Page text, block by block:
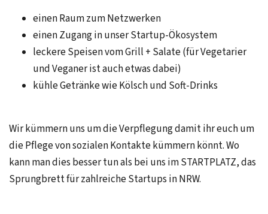
einen Raum zum Netzwerken
einen Zugang in unser Startup-Ökosystem
leckere Speisen vom Grill + Salate (für Vegetarier
und Veganer ist auch etwas dabei)
kühle Getränke wie Kölsch und Soft-Drinks
Wir kümmern uns um die Verpflegung damit ihr euch um
die Pflege von sozialen Kontakte kümmern könnt. Wo
kann man dies besser tun als bei uns im STARTPLATZ, das
Sprungbrett für zahlreiche Startups in NRW.